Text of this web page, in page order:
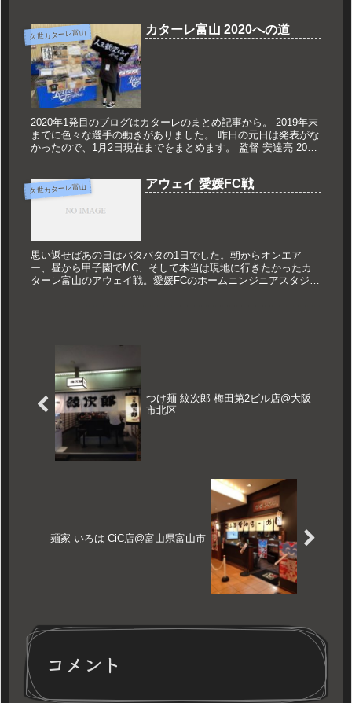
久世カターレ富山 カターレ富山 2020への道
2020年1発目のブログはカターレのまとめ記事から。 2019年末
までに色々な選手の動きがありました。 昨日の元日は発表がな
かったので、1月2日現在までをまとめます。 監督 安達亮 2019
久世カターレ富山 アウェイ 愛媛FC戦
思い返せばあの日はバタバタの1日でした。朝からオンエア
ー、昼から甲子園でMC、そして本当は現地に行きたかったカ
ターレ富山のアウェイ戦。愛媛FCのホームニンジニアスタジア
つけ麺 紋次郎 梅田第2ビル店@大阪
市北区
麺家 いろは CiC店@富山県富山市
コメント